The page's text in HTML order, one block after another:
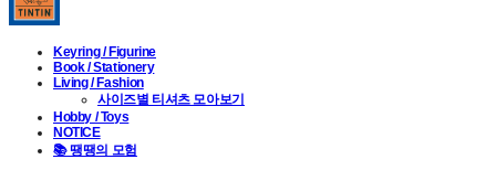
Keyring / Figurine
Book / Stationery
Living / Fashion
사이즈별 티셔츠 모아보기
Hobby / Toys
NOTICE
📚 땡땡의 모험